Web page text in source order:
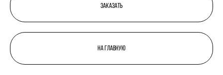
зАКАЗАТЬ
нА ГЛАВНУЮ